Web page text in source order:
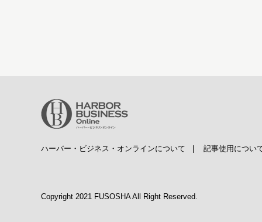
ハーバー・ビジネス・オンラインについて 記事使用につい
Copyright 2021 FUSOSHA All Right Reserved.